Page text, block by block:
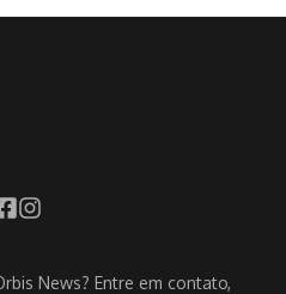
News? Entre em contato,